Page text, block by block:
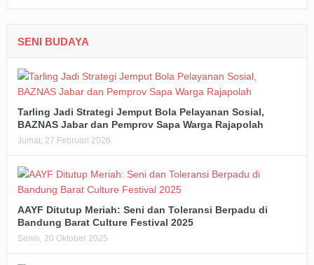
SENI BUDAYA
Tarling Jadi Strategi Jemput Bola Pelayanan Sosial,
BAZNAS Jabar dan Pemprov Sapa Warga Rajapolah
Jumat, 27 Februari 2026
AAYF Ditutup Meriah: Seni dan Toleransi Berpadu di
Bandung Barat Culture Festival 2025
Senin, 20 Oktober 2025